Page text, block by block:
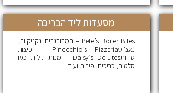
מסעדות ליד הבריכה
Pete’s Boiler Bites – המבורגרים, נקניקיות,
נאצ'וסPinocchio’s Pizzeria – פיצות
טריותDaisy’s De-Lites – מנות קלות כמו
סלטים, כריכים, פירות ועוד